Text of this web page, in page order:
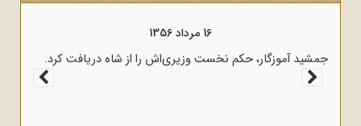
16 مرداد 1356
جمشید آموزگار، حکم نخست وزیری‌اش را از شاه دریافت کرد. امام